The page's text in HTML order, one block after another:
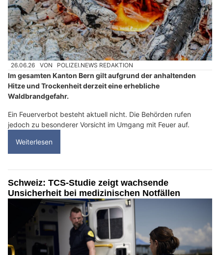
26.06.26 VON POLIZEI.NEWS REDAKTION
Im gesamten Kanton Bern gilt aufgrund der anhaltenden
Hitze und Trockenheit derzeit eine erhebliche
Waldbrandgefahr.
Ein Feuerverbot besteht aktuell nicht. Die Behörden rufen
jedoch zu besonderer Vorsicht im Umgang mit Feuer auf.
Weiterlesen
Schweiz: TCS-Studie zeigt wachsende
Unsicherheit bei medizinischen Notfällen